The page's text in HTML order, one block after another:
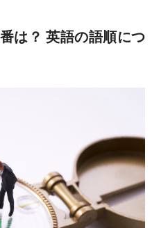
は？ 英語の語順につ